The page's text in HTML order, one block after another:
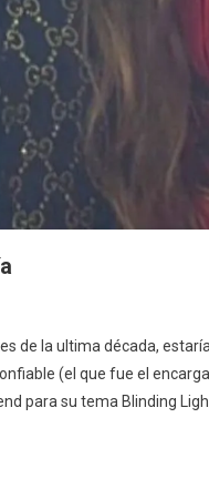
de la ultima década,
(el que fue el
para su tema Blinding